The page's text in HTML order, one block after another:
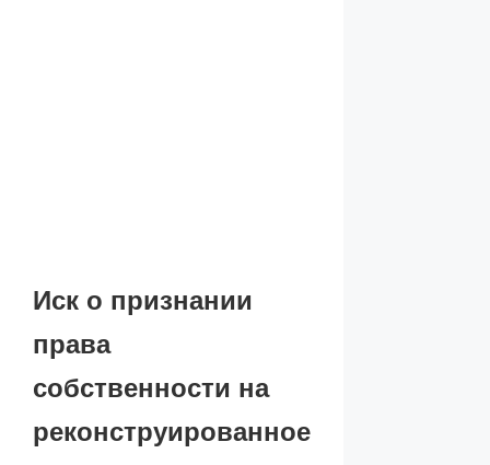
Иск о признании
права
собственности на
реконструированное